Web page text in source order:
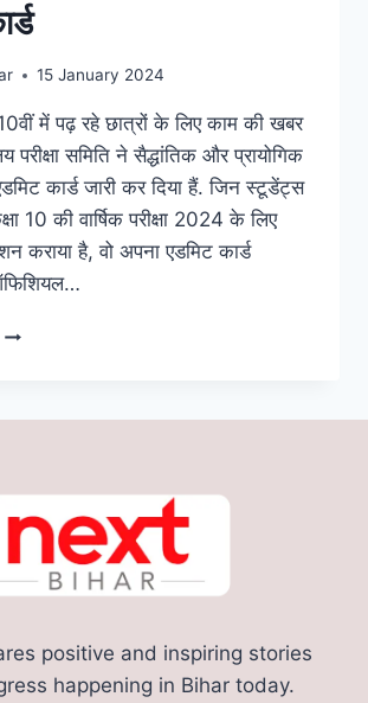
15 January 2024
10वीं में पढ़ रहे छात्रों के लिए काम की खबर
परीक्षा समिति ने सैद्धांतिक और प्रायोगिक
कार्ड जारी कर दिया हैं. जिन स्टूडेंट्स
10 की वार्षिक परीक्षा 2024 के लिए
कराया है, वो अपना एडमिट कार्ड
BSEB
परीक्षा
positive and inspiring stories
happening in Bihar today.